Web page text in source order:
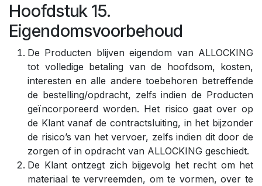
Hoofdstuk 15.
Eigendomsvoorbehoud
De Producten blijven eigendom van ALLOCKING
tot volledige betaling van de hoofdsom, kosten,
interesten en alle andere toebehoren betreffende
de bestelling/opdracht, zelfs indien de Producten
geïncorporeerd worden. Het risico gaat over op
de Klant vanaf de contractsluiting, in het bijzonder
de risico’s van het vervoer, zelfs indien dit door de
zorgen of in opdracht van ALLOCKING geschiedt.
De Klant ontzegt zich bijgevolg het recht om het
materiaal te vervreemden, om te vormen, over te